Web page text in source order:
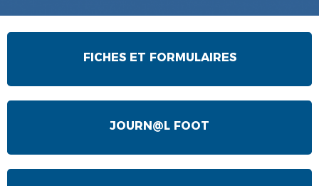
FICHES ET FORMULAIRES
JOURN@L FOOT